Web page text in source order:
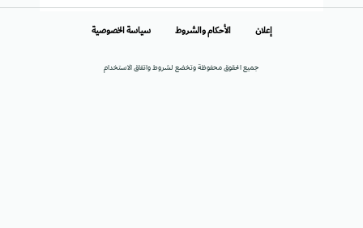
جميع الحقوق محفوظة وتخضع لشروط واتفاق الاستخدام
إعلان الأحكام والشروط سياسة الخصوصية